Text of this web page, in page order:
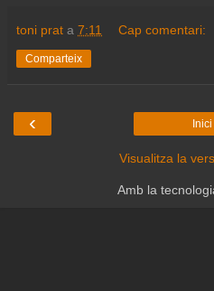
toni prat a 7:11 Cap comentari:
Comparteix
‹ Inici
Visualitza la
Amb la